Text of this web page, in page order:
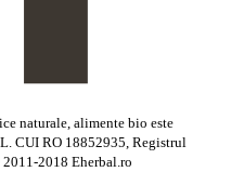
naturale, alimente bio este
CUI RO 18852935, Registrul
2018 Eherbal.ro